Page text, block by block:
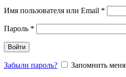
Имя пользователя или Email *
Пароль *
Войти
Забыли пароль?
Запомнить меня